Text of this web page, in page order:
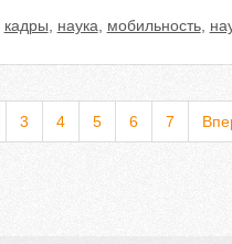
кадры наука мобильность,
3 4 5 6 7